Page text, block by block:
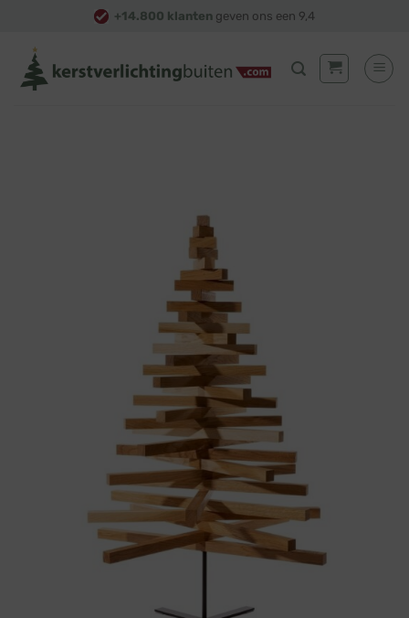
content
+14.800 klanten geven ons een 9,4